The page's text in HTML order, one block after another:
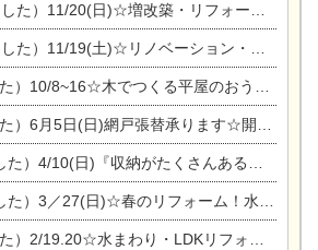
20(日)☆増改築・リフォームまつり＆秋の味覚まつり＆芸術祭
土)☆リノベーション・家の修理まつり＆増改築・リフォームまつりin扶桑ゴルフ
木でつくる平屋のおうちのつくり方【完全予約制】
）6月5日(日)網戸張替承ります☆開催！
4/10(日)『収納がたくさんあるおうち現場見学会』
)☆春のリフォーム！水まわりLDKリフォーム相談会&今がチャンス！エアコン相談会
水まわり・LDKリフォーム相談会＆エアコン相談会